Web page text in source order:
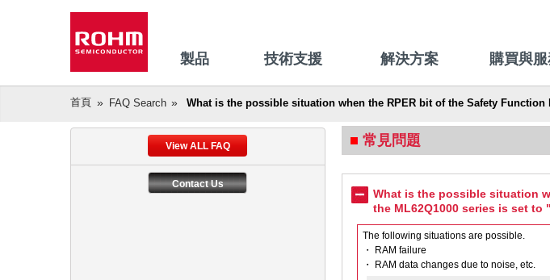
製品 技術支援 解決方案 購買與
首頁 FAQ Search What is the possible situation when the RPER bit of the Safety Function
View ALL FAQ
Contact Us
常見問題
What is the possible situation
the ML62Q1000 series is set to
The following situations are possible.
・ RAM failure
・ RAM data changes due to noise, etc.